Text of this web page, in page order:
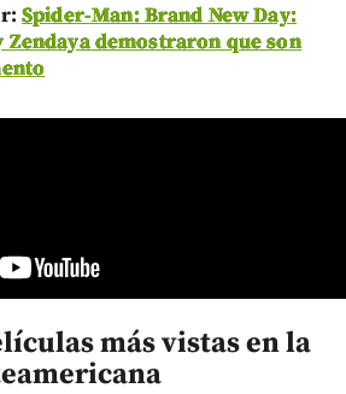
Spider-Man: Brand New Day:
Zendaya demostraron que son
más vistas en la